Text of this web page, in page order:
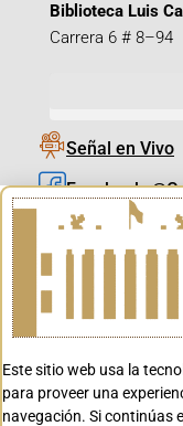
Biblioteca Luis
Carrera 6 # 8–94
Señal en Vivo
Este sitio web usa la
para proveer una
navegación. Si continúas